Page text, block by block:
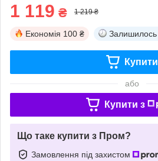
1 119 ₴ 1 219 ₴
Економія 100 ₴ Залишилось
Купити
або
Купити з
Що таке купити з Пром?
Замовлення під захистом